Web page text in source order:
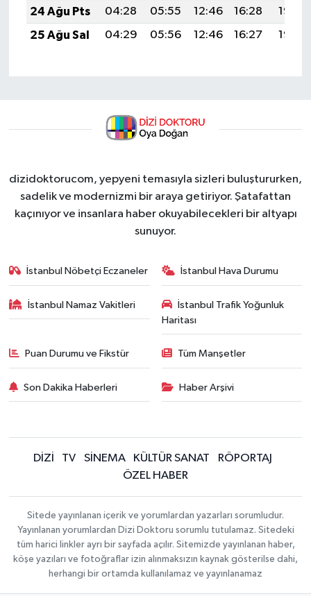
24 Ağu Pts
04:28 05:55 12:46 16:28
19:27
25 Ağu Sal
04:29 05:56 12:46 16:27 19:26
dizidoktorucom, yepyeni temasıyla sizleri buluştururken,
sadelik ve modernizmi bir araya getiriyor. Şatafattan
kaçınıyor ve insanlara haber okuyabilecekleri bir altyapı
sunuyor.
İstanbul Nöbetçi Eczaneler İstanbul Hava Durumu
İstanbul Namaz Vakitleri
İstanbul Trafik Yoğunluk
Haritası
Puan Durumu ve Fikstür Tüm Manşetler
Son Dakika Haberleri Haber Arşivi
DİZİ TV SİNEMA KÜLTÜR SANAT
RÖPORTAJ
ÖZEL HABER
Sitede yayınlanan içerik ve yorumlardan yazarları sorumludur.
Yayınlanan yorumlardan Dizi Doktoru sorumlu tutulamaz. Sitedeki
tüm harici linkler ayrı bir sayfada açılır. Sitemizde yayınlanan haber,
köşe yazıları ve fotoğraflar izin alınmaksızın kaynak gösterilse dahi,
herhangi bir ortamda kullanılamaz ve yayınlanamaz